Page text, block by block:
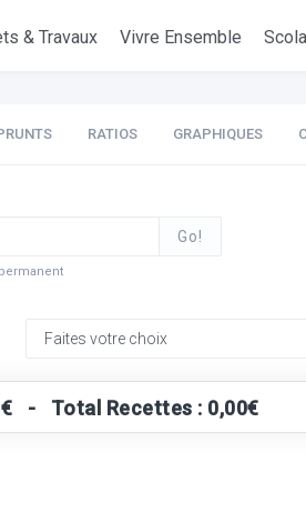
& Travaux Vivre Ensemble
RATIOS GRAPHIQUES
Go!
- Total Recettes : 0,00€